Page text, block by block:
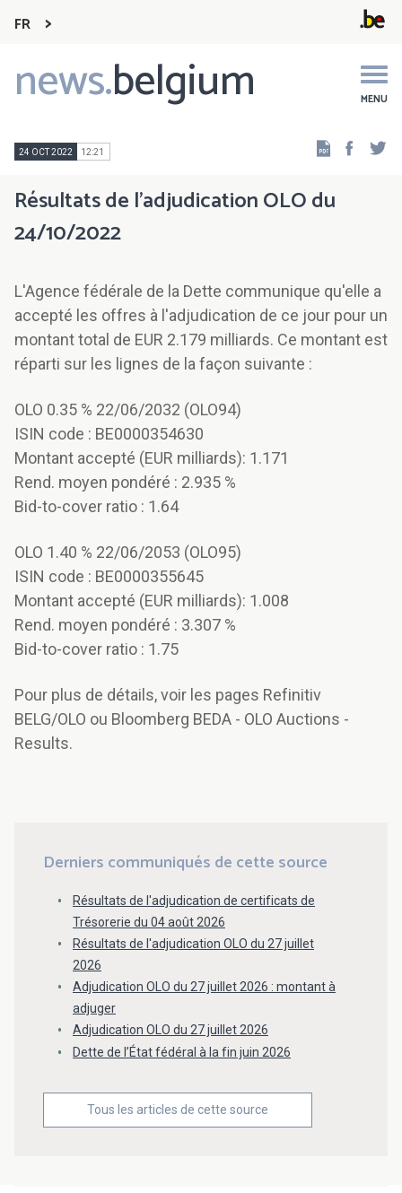
FR
news.belgium MENU
Main
navigation
24 OCT 2022 12:21
Résultats de l'adjudication OLO du
24/10/2022
L'Agence fédérale de la Dette communique qu'elle a
accepté les offres à l'adjudication de ce jour pour un
montant total de EUR 2.179 milliards. Ce montant est
réparti sur les lignes de la façon suivante :
OLO 0.35 % 22/06/2032 (OLO94)
ISIN code : BE0000354630
Montant accepté (EUR milliards): 1.171
Rend. moyen pondéré : 2.935 %
Bid-to-cover ratio : 1.64
OLO 1.40 % 22/06/2053 (OLO95)
ISIN code : BE0000355645
Montant accepté (EUR milliards): 1.008
Rend. moyen pondéré : 3.307 %
Bid-to-cover ratio : 1.75
Pour plus de détails, voir les pages Refinitiv
BELG/OLO ou Bloomberg BEDA - OLO Auctions -
Results.
Derniers communiqués de cette source
Résultats de l'adjudication de certificats de
Trésorerie du 04 août 2026
Résultats de l'adjudication OLO du 27 juillet
2026
Adjudication OLO du 27 juillet 2026 : montant à
adjuger
Adjudication OLO du 27 juillet 2026
Dette de l’État fédéral à la fin juin 2026
Tous les articles de cette source